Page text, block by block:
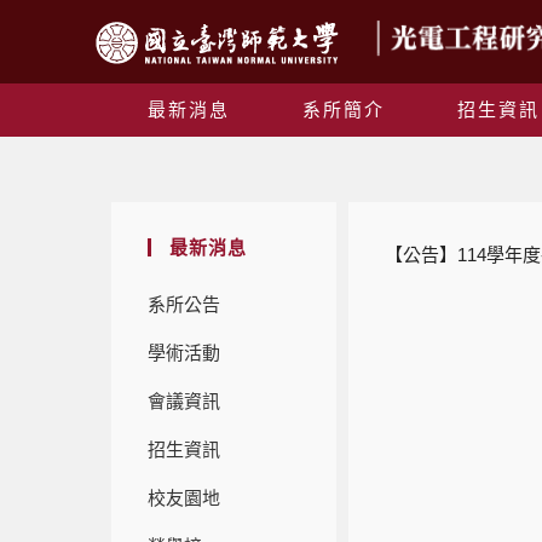
最新消息 系所簡介 招生資訊
最新消息
系所公告
學術活動
會議資訊
招生資訊
校友園地
【公告】114學年